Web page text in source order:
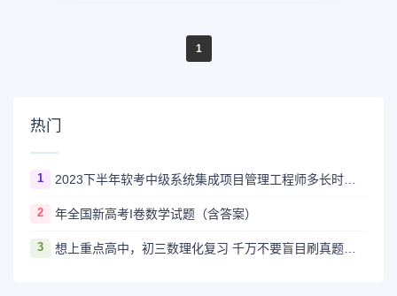
1
热门
1 2023下半年软考中级系统集成项目管理工程师多长时间出成绩
2 年全国新高考I卷数学试题（含答案）
3 想上重点高中，初三数理化复习 千万不要盲目刷真题卷和模拟卷！